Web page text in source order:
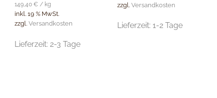
149,40 € / kg
inkl. 19 % MwSt.
zzgl. Versandkosten
Lieferzeit: 2-3 Tage
zzgl.Versandkosten
Lieferzeit:1-2 Tage